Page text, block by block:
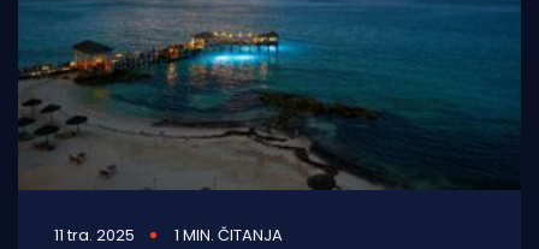
11 tra. 2025 1 MIN. ČITANJA